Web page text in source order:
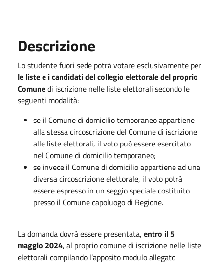
Descrizione
Lo studente fuori sede potrà votare esclusivamente per
le liste e i candidati del collegio elettorale del proprio
Comunedi iscrizione nelle liste elettorali secondo le
seguenti modalità:
se il Comune di domicilio temporaneo appartiene
alla stessa circoscrizione del Comune di iscrizione
alle liste elettorali, il voto può essere esercitato
nel Comune di domicilio temporaneo;
se invece il Comune di domicilio appartiene ad una
diversa circoscrizione elettorale, il voto potrà
essere espresso in un seggio speciale costituito
presso il Comune capoluogo di Regione.
La domanda dovrà essere presentata, entro il 5
maggio 2024, al proprio comune di iscrizione nelle liste
elettorali compilando l’apposito modulo allegato